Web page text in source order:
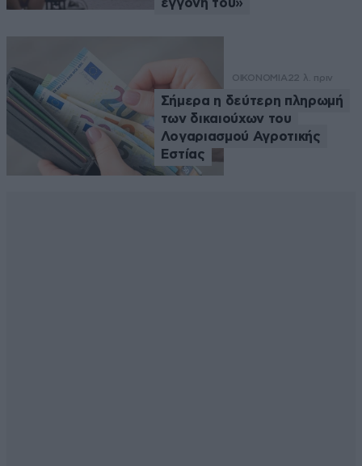
ΟΙΚΟΝΟΜΙΑ22 λ. πριν
Σήμερα η δεύτερη πληρωμή
των δικαιούχων του
Λογαριασμού Αγροτικής
Εστίας